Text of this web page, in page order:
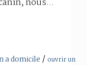
a domicile / ouvrir un